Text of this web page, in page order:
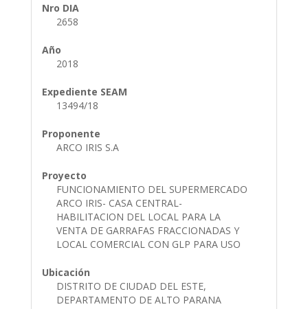
Nro DIA
2658
Año
2018
Expediente SEAM
13494/18
Proponente
ARCO IRIS S.A
Proyecto
FUNCIONAMIENTO DEL SUPERMERCADO
ARCO IRIS- CASA CENTRAL-
HABILITACION DEL LOCAL PARA LA
VENTA DE GARRAFAS FRACCIONADAS Y
LOCAL COMERCIAL CON GLP PARA USO
Ubicación
DISTRITO DE CIUDAD DEL ESTE,
DEPARTAMENTO DE ALTO PARANA